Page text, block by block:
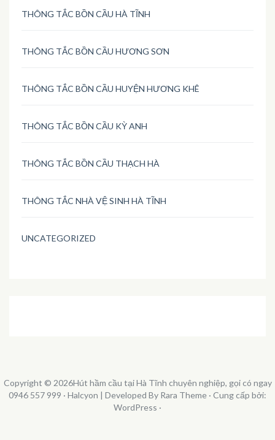
THÔNG TẮC BỒN CẦU HÀ TĨNH
THÔNG TẮC BỒN CẦU HƯƠNG SƠN
THÔNG TẮC BỒN CẦU HUYỆN HƯƠNG KHÊ
THÔNG TẮC BỒN CẦU KỲ ANH
THÔNG TẮC BỒN CẦU THẠCH HÀ
THÔNG TẮC NHÀ VỆ SINH HÀ TĨNH
UNCATEGORIZED
Copyright © 2026Hút hầm cầu tại Hà Tĩnh chuyên nghiệp, gọi có ngay
0946 557 999 · Halcyon | Developed By Rara Theme · Cung cấp bởi:
WordPress ·